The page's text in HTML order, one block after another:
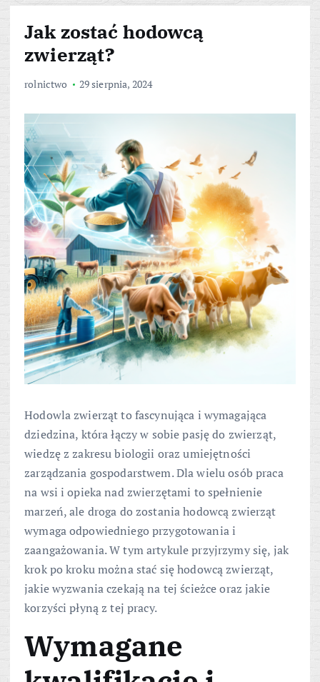
Jak zostać hodowcą
zwierząt?
rolnictwo 29 sierpnia, 2024
Hodowla zwierząt to fascynująca i wymagająca
dziedzina, która łączy w sobie pasję do zwierząt,
wiedzę z zakresu biologii oraz umiejętności
zarządzania gospodarstwem. Dla wielu osób praca
na wsi i opieka nad zwierzętami to spełnienie
marzeń, ale droga do zostania hodowcą zwierząt
wymaga odpowiedniego przygotowania i
zaangażowania. W tym artykule przyjrzymy się, jak
krok po kroku można stać się hodowcą zwierząt,
jakie wyzwania czekają na tej ścieżce oraz jakie
korzyści płyną z tej pracy.
Wymagane